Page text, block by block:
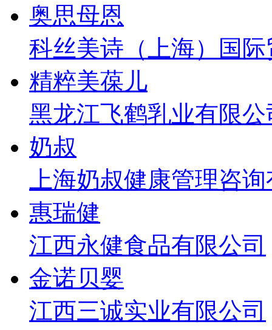
奥思母恩
科丝美诗（上海）国
精粹美葆儿
黑龙江飞鹤乳业有限公
奶叔
上海奶叔健康管理咨
惠瑞健
江西永健食品有限公司
金诺贝婴
江西三诚实业有限公司